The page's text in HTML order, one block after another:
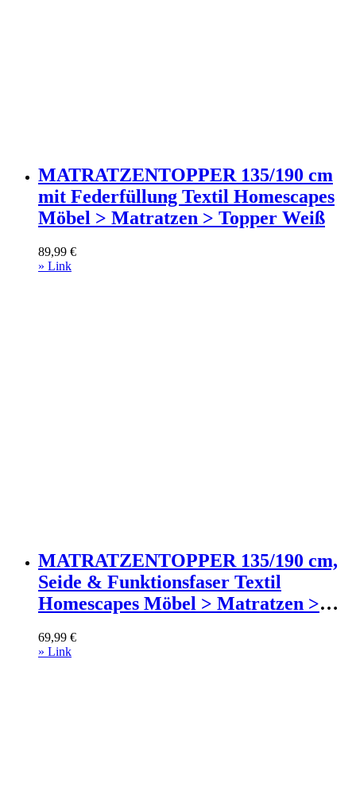
MATRATZENTOPPER 135/190 cm
mit Federfüllung Textil Homescapes
Möbel > Matratzen > Topper Weiß
89,99 €
» Link
MATRATZENTOPPER 135/190 cm,
Seide & Funktionsfaser Textil
Homescapes Möbel > Matratzen >
69,99 €
» Link